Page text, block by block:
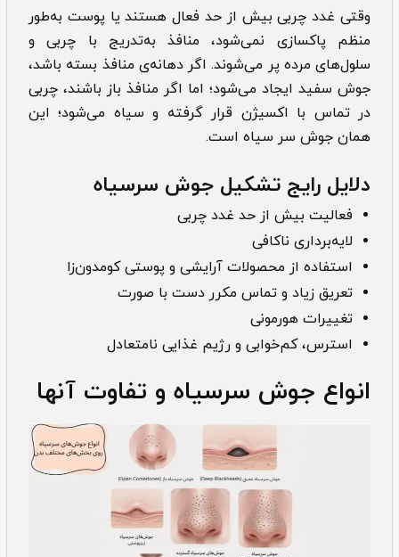
وقتی غدد چربی بیش از حد فعال هستند یا پوست به‌طور
منظم پاکسازی نمی‌شود، منافذ به‌تدریج با چربی و
سلول‌های مرده پر می‌شوند. اگر دهانه‌ی منافذ بسته باشد،
جوش سفید ایجاد می‌شود؛ اما اگر منافذ باز باشند، چربی
در تماس با اکسیژن قرار گرفته و سیاه می‌شود؛ این
همان جوش سر سياه است.
دلایل رایج تشکیل جوش سرسیاه
فعالیت بیش از حد غدد چربی
لایه‌برداری ناکافی
استفاده از محصولات آرایشی و پوستی کومدون‌زا
تعریق زیاد و تماس مکرر دست با صورت
تغییرات هورمونی
استرس، کم‌خوابی و رژیم غذایی نامتعادل
انواع جوش سرسیاه و تفاوت آنها